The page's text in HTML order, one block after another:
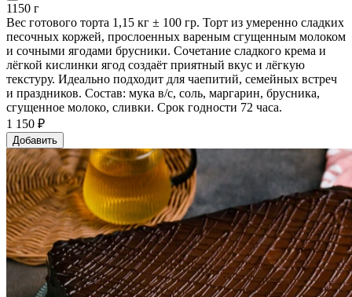
1150 г
Вес готового торта 1,15 кг ± 100 гр. Торт из умеренно сладких
песочных коржей, прослоенных вареным сгущенным молоком
и сочными ягодами брусники. Сочетание сладкого крема и
лёгкой кислинки ягод создаёт приятный вкус и лёгкую
текстуру. Идеально подходит для чаепитий, семейных встреч
и праздников. Состав: мука в/с, соль, маргарин, брусника,
сгущенное молоко, сливки. Срок годности 72 часа.
1 150 ₽
Добавить